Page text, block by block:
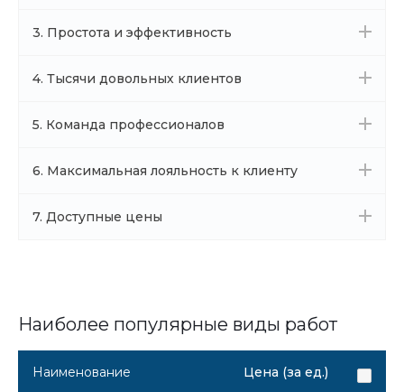
3. Простота и эффективность
4. Тысячи довольных клиентов
5. Команда профессионалов
6. Максимальная лояльность к клиенту
7. Доступные цены
Наиболее популярные виды работ
Наименование Цена (за ед.)